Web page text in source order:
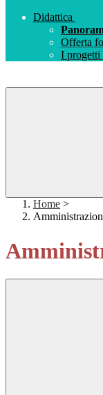
Didattica
Offerta
I progetti
Home >